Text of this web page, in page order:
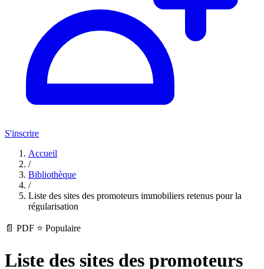
S'inscrire
Accueil
/
Bibliothèque
/
Liste des sites des promoteurs immobiliers retenus pour la
régularisation
📄 PDF ⭐ Populaire
Liste des sites des promoteurs